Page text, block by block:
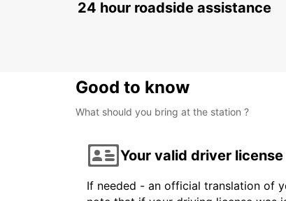
LISBON AIRPORT IKC *RY*
24 hour roadside assistance
Good to know
What should you bring at the station ?
Your valid driver license
If needed - an official translation of